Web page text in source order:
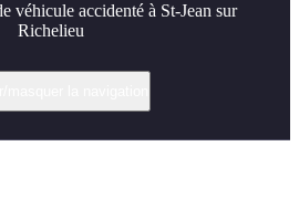
véhicule accidenté à St-Jean sur
Richelieu